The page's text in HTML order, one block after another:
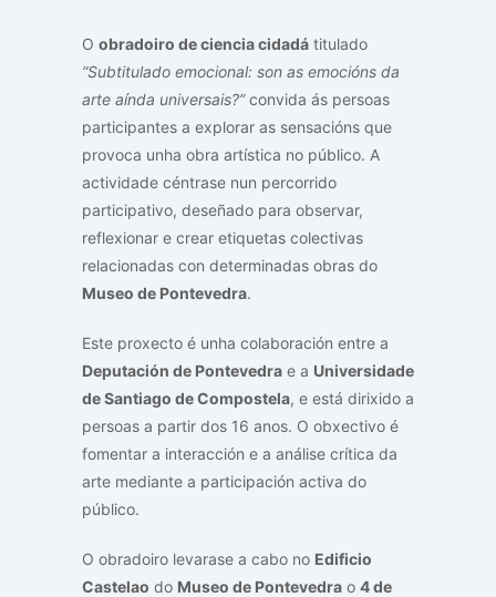
O obradoiro de ciencia cidadá titulado
“Subtitulado emocional: son as emocións da
arte aínda universais?”convida ás persoas
participantes a explorar as sensacións que
provoca unha obra artística no público. A
actividade céntrase nun percorrido
participativo, deseñado para observar,
reflexionar e crear etiquetas colectivas
relacionadas con determinadas obras do
Museo de Pontevedra.
Este proxecto é unha colaboración entre a
Deputación de Pontevedra e a Universidade
de Santiago de Compostela, e está dirixido a
persoas a partir dos 16 anos. O obxectivo é
fomentar a interacción e a análise crítica da
arte mediante a participación activa do
público.
O obradoiro levarase a cabo no Edificio
Castelao do Museo de Pontevedra o 4 de